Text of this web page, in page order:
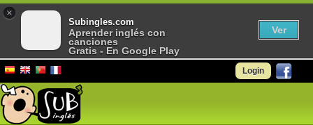
Login
×
Subingles.com
Aprender inglés con
canciones
Gratis - En Google Play
Ver